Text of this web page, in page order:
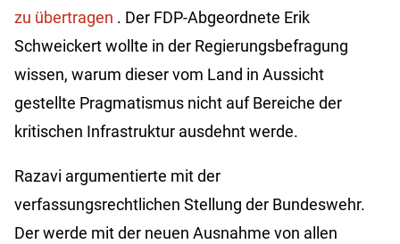
zu übertragen . Der FDP-Abgeordnete Erik
Schweickert wollte in der Regierungsbefragung
wissen, warum dieser vom Land in Aussicht
gestellte Pragmatismus nicht auf Bereiche der
kritischen Infrastruktur ausdehnt werde.
Razavi argumentierte mit der
verfassungsrechtlichen Stellung der Bundeswehr.
Der werde mit der neuen Ausnahme von allen